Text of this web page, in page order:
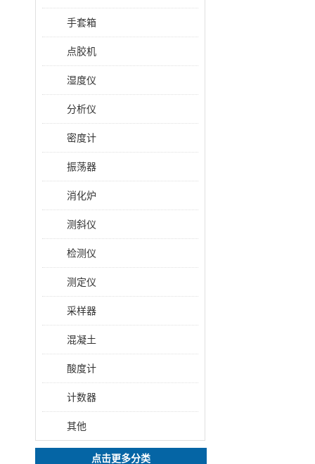
手套箱
点胶机
湿度仪
分析仪
密度计
振荡器
消化炉
测斜仪
检测仪
测定仪
采样器
混凝土
酸度计
计数器
其他
点击更多分类